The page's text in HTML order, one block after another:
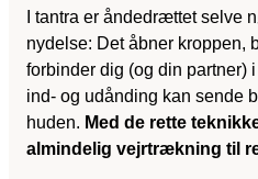
I tantra er åndedrættet selve
nydelse: Det åbner kroppen,
forbinder dig (og din partner)
ind- og udånding kan sende
huden. Med de rette
almindelig vejrtrækning til